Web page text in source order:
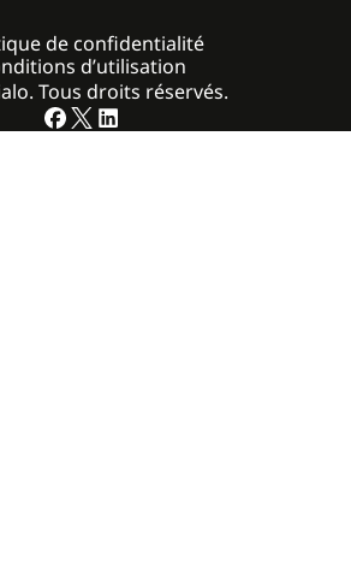
Tous droits réservés.
de confidentialité
d’utilisation